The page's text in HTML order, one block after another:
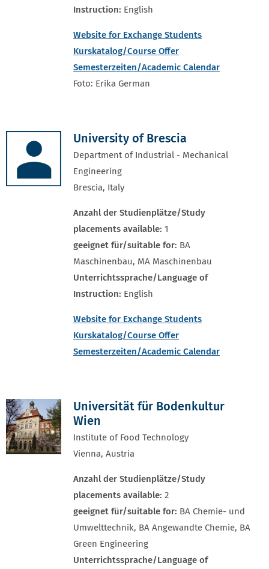
Instruction: English
Website for Exchange Students
Kurskatalog/Course Offer
Semesterzeiten/Academic Calendar
Foto: Erika German
University of Brescia
Department of Industrial - Mechanical
Engineering
Brescia, Italy
Anzahl der Studienplätze/Study
placements available: 1
geeignet für/suitable for: BA
Maschinenbau, MA Maschinenbau
Unterrichtssprache/Language of
Instruction: English
Website for Exchange Students
Kurskatalog/Course Offer
Semesterzeiten/Academic Calendar
Universität für Bodenkultur
Wien
Institute of Food Technology
Vienna, Austria
Anzahl der Studienplätze/Study
placements available: 2
geeignet für/suitable for: BA Chemie- und
Umwelttechnik, BA Angewandte Chemie, BA
Green Engineering
Unterrichtssprache/Language of